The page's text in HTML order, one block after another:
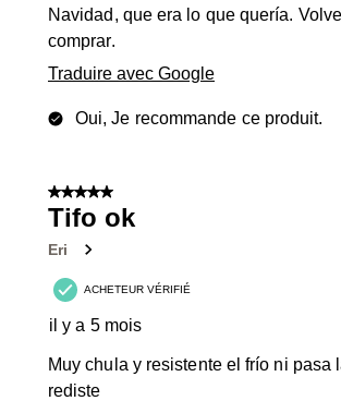
Navidad, que era lo que quería.
comprar.
Traduire avec Google
Oui, Je recommande ce produit.
5 sur 5 étoiles.
Tifo ok
Eri
ACHETEUR VÉRIFIÉ
il y a 5 mois
Muy chula y resistente el frío ni pasa
rediste